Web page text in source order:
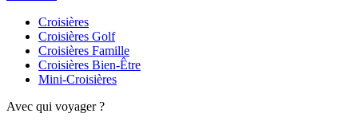
Croisières
Croisières Golf
Croisières Famille
Croisières Bien-Être
Mini-Croisières
Avec qui voyager ?